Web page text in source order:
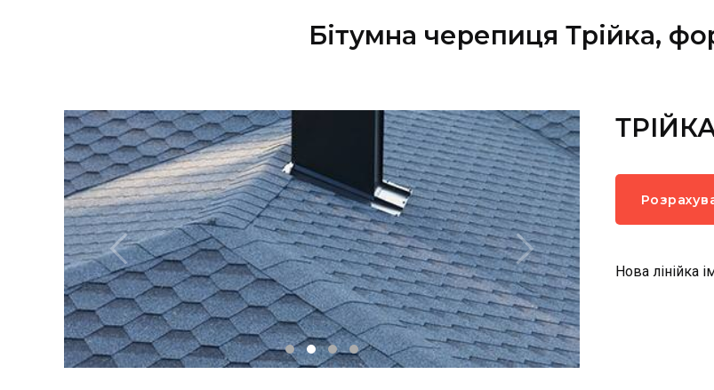
Бітумна черепиця Трійка,
Нова лінійка